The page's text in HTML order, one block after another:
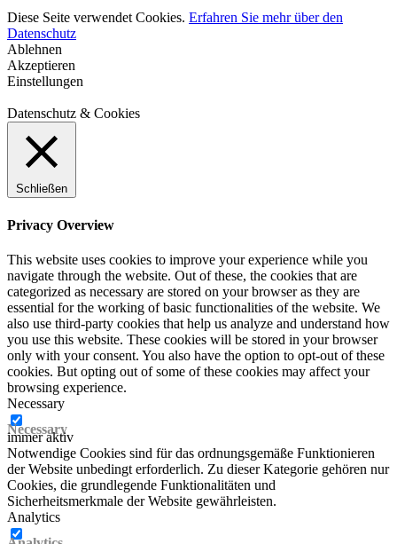
Diese Seite verwendet Cookies. Erfahren Sie mehr über den
Datenschutz
Ablehnen
Akzeptieren
Einstellungen
Datenschutz & Cookies
Schließen
Privacy Overview
This website uses cookies to improve your experience while you
navigate through the website. Out of these, the cookies that are
categorized as necessary are stored on your browser as they are
essential for the working of basic functionalities of the website. We
also use third-party cookies that help us analyze and understand how
you use this website. These cookies will be stored in your browser
only with your consent. You also have the option to opt-out of these
cookies. But opting out of some of these cookies may affect your
browsing experience.
Necessary
Necessary
immer aktiv
Notwendige Cookies sind für das ordnungsgemäße Funktionieren
der Website unbedingt erforderlich. Zu dieser Kategorie gehören nur
Cookies, die grundlegende Funktionalitäten und
Sicherheitsmerkmale der Website gewährleisten.
Analytics